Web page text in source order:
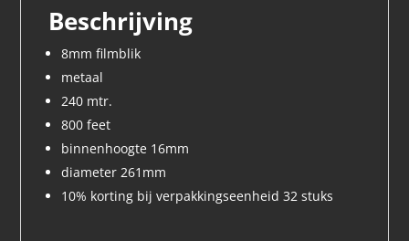
Beschrijving
8mm filmblik
metaal
240 mtr.
800 feet
binnenhoogte 16mm
diameter 261mm
10% korting bij verpakkingseenheid 32 stuks